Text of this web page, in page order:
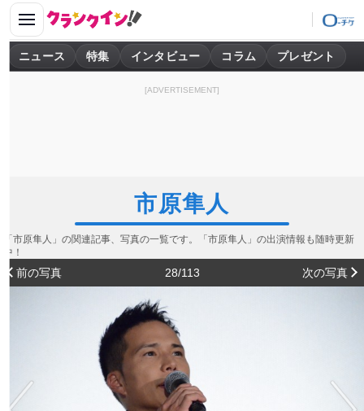
ニュース 特集 インタビュー コラム プレゼント
[ADVERTISEMENT]
市原隼人
「市原隼人」の関連記事、写真の一覧です。「市原隼人」の出演情報も随時更新
中！
前の写真 28/113 次の写真